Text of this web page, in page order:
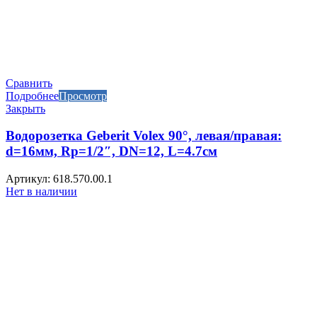
Сравнить
ПодробнееПросмотр
Закрыть
Водорозетка Geberit Volex 90°, левая/правая:
d=16мм, Rp=1/2″, DN=12, L=4.7см
Артикул: 618.570.00.1
Нет в наличии